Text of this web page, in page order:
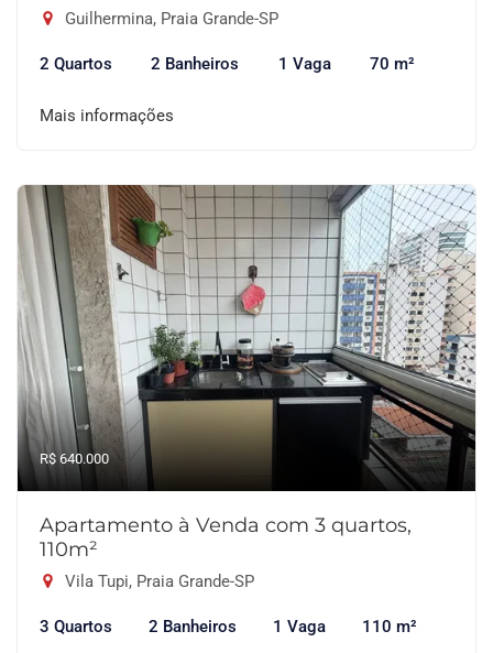
Guilhermina, Praia Grande-SP
2 Quartos 2 Banheiros 1 Vaga 70 m²
Mais informações
R$ 640.000
Apartamento à Venda com 3 quartos,
110m²
Vila Tupi, Praia Grande-SP
3 Quartos 2 Banheiros 1 Vaga 110 m²